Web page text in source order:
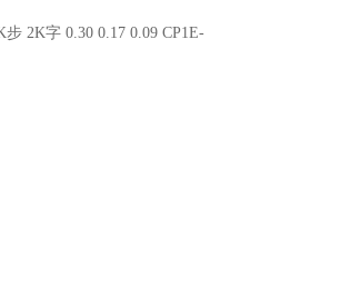
2K字 0.30 0.17 0.09 CP1E-